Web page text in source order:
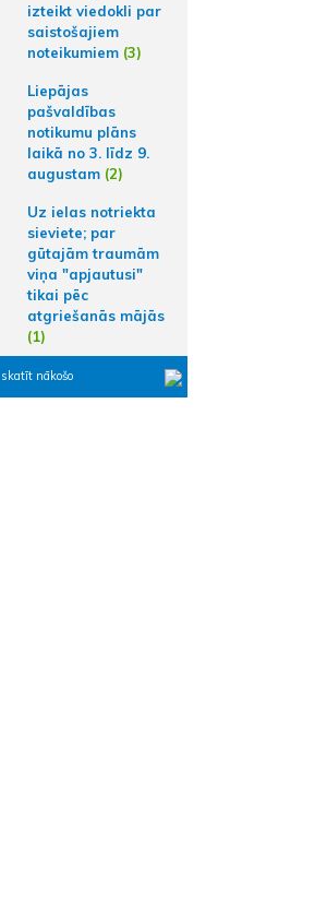
izteikt viedokli par
saistošajiem
noteikumiem (3)
Liepājas
pašvaldības
notikumu plāns
laikā no 3. līdz 9.
augustam (2)
Uz ielas notriekta
sieviete; par
gūtajām traumām
viņa "apjautusi"
tikai pēc
atgriešanās mājās
(1)
skatīt nākošo